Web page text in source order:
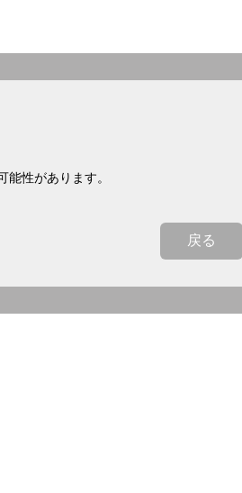
性があります。
戻る